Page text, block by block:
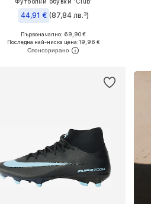
44,91 € (87,84 лв.³)
Предлага се в много размери
Добави в кошницата
Първоначално: 69,90 €
Последна най-ниска цена:19,96 €